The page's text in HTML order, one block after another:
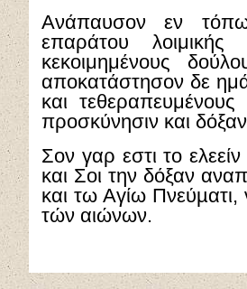
Ανάπαυσον εν
επαράτου
κεκοιμημένους
αποκατάστησον δε
και
προσκύνησιν και
Σον γαρ εστι το
και Σοι την δόξαν
και τω Αγίω Πνεύµατι,
τών αιώνων.